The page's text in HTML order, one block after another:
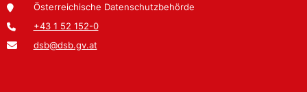
Österreichische Datenschutzbehörde
+43 1 52 152-0
dsb@dsb.gv.at